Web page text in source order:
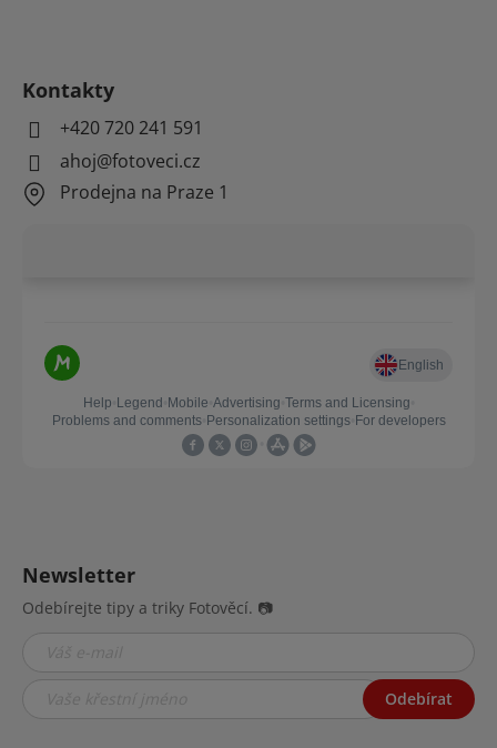
Kontakty
+420 720 241 591
ahoj@fotoveci.cz
Prodejna na Praze 1
Newsletter
Odebírejte tipy a triky Fotověcí. 📷
Odebírat